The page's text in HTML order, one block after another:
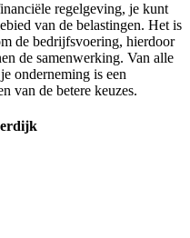
regelgeving, je kunt
van de belastingen. Het is
de bedrijfsvoering, hierdoor
de samenwerking. Van alle
onderneming is een
van de betere keuzes.